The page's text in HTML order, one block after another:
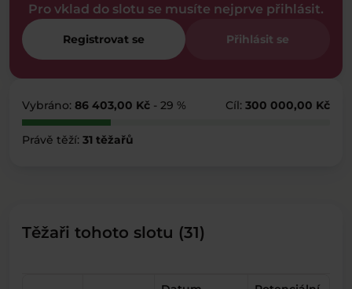
Pro vklad do slotu se musíte nejprve přihlásit.
Registrovat se Přihlásit se
Vybráno: 86 403,00 Kč - 29 % Cíl: 300 000,00 Kč
Právě těží: 31 těžařů
Těžaři tohoto slotu (31)